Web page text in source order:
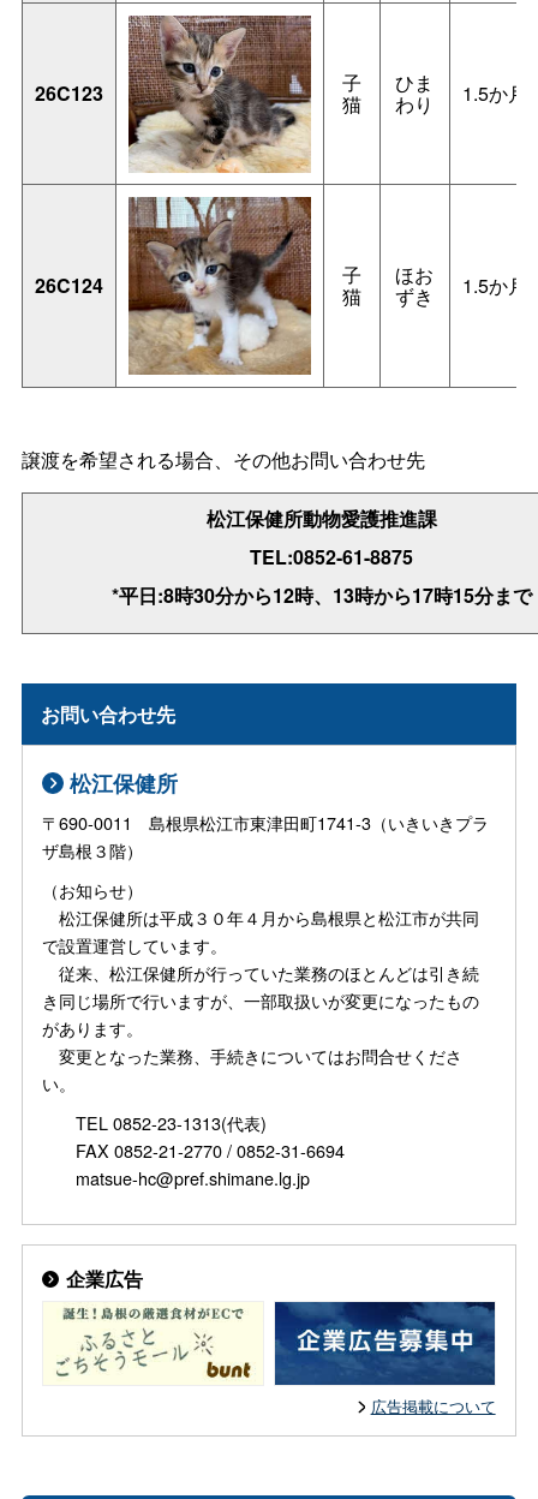
26C123 子
猫
ひま
わり 1.5か月
26C124 子
猫
ほお
ずき 1.5か月
譲渡を希望される場合、その他お問い合わせ先
松江保健所動物愛護推進課
TEL:0852-61-8875
*平日:8時30分から12時、13時から17時15分まで
お問い合わせ先
松江保健所
〒690-0011 島根県松江市東津田町1741-3（いきいきプラ
ザ島根３階）
（お知らせ）
松江保健所は平成３０年４月から島根県と松江市が共同
で設置運営しています。
従来、松江保健所が行っていた業務のほとんどは引き続
き同じ場所で行いますが、一部取扱いが変更になったもの
があります。
変更となった業務、手続きについてはお問合せくださ
い。
TEL 0852-23-1313(代表)
FAX 0852-21-2770 / 0852-31-6694
matsue-hc@pref.shimane.lg.jp
企業広告
広告掲載について